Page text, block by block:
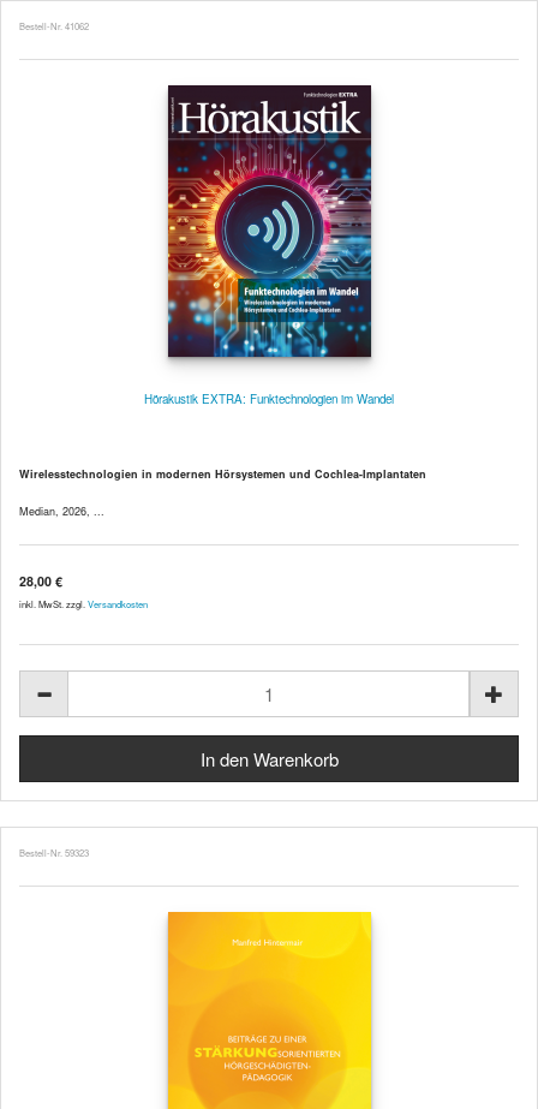
Bestell-Nr. 41062
Hörakustik EXTRA: Funktechnologien im Wandel
Wirelesstechnologien in modernen Hörsystemen und Cochlea-Implantaten
Median, 2026, ...
28,00 €
inkl. MwSt. zzgl. Versandkosten
Bestell-Nr. 59323